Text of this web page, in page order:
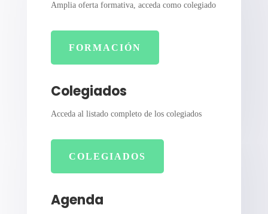
Amplia oferta formativa, acceda como colegiado
FORMACIÓN
Colegiados
Acceda al listado completo de los colegiados
COLEGIADOS
Agenda